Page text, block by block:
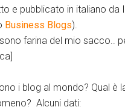
e pubblicato in italiano da
Business Blogs).
sono farina del mio sacco..
i blog al mondo? Qual è
Alcuni dati: